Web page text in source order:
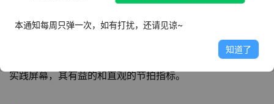
用软件，支持多重音效，让练习不再枯燥，不同的速度和节
奏供您选择，简单的操作，上手容易。设置每栏的节奏和如
何你想设置屏幕上的细分节拍数。选择你的节奏，用纺轮，
滚动条或利用TAP TEMPO区。当您启动节拍器，它切换到
实践屏幕，其有益的和直观的节拍指标。
本通知每周只弹一次，如有打扰，还请见谅~
知道了